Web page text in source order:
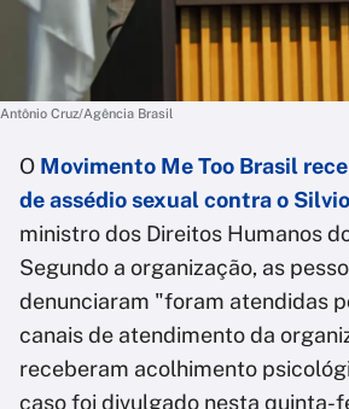
Antônio Cruz/Agência Brasil
O Movimento Me Too Brasil
de assédio sexual contra o
ministro dos Direitos Humanos
Segundo a organização, as
denunciaram "foram atendidas
canais de atendimento da
receberam acolhimento
caso foi divulgado nesta quinta-